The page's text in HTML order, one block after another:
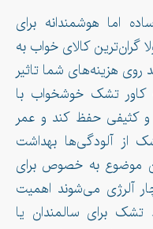
اما هوشمندانه برای
کالای خواب به
روی هزینه‌های شما تاثیر
کاور تشک خوشخواب با
و کثیفی حفظ کند و عمر
از آلودگی‌ها بهداشت
موضوع به خصوص برای
آلرژی می‌شوند اهمیت
تشک برای سالمندان یا